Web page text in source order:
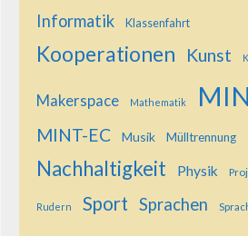
Informatik Klassenfahrt
Kooperationen Kunst
Makerspace Mathematik
MINT-EC Musik Mülltrennung
Nachhaltigkeit Physik
Rudern Sport Sprachen